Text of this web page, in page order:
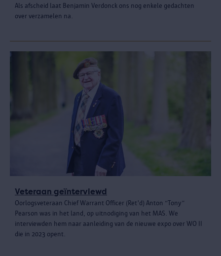
Als afscheid laat Benjamin Verdonck ons nog enkele gedachten
over verzamelen na.
Veteraan geïnterviewd
Oorlogsveteraan Chief Warrant Officer (Ret'd) Anton “Tony”
Pearson was in het land, op uitnodiging van het MAS. We
interviewden hem naar aanleiding van de nieuwe expo over WO II
die in 2023 opent.